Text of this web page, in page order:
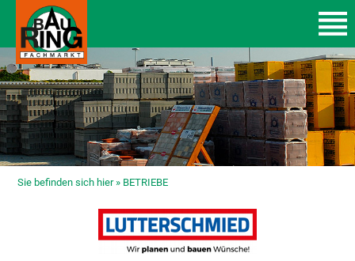
Sie befinden sich hier » BETRIEBE